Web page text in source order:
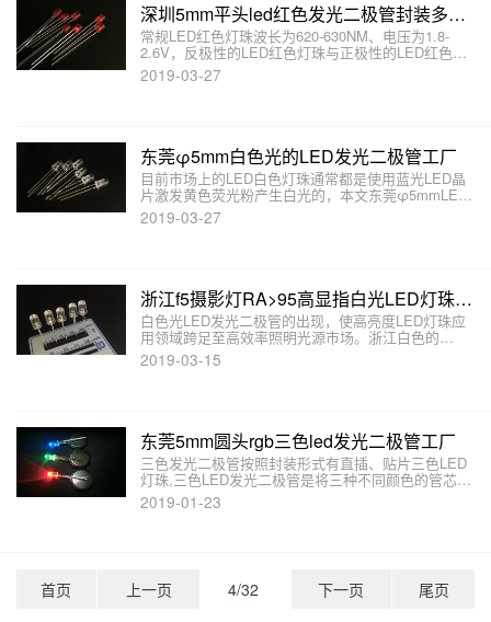
深圳5mm平头led红色发光二极管封装多少钱
常规LED红色灯珠波长为620-630NM、电压为1.8-
2.6V，反极性的LED红色灯珠与正极性的LED红色发
光二极管灯珠封装的区别是反极性晶片正极在下面，
负极在上面。
2019-03-27
东莞φ5mm白色光的LED发光二极管工厂
目前市场上的LED白色灯珠通常都是使用蓝光LED晶
片激发黄色荧光粉产生白光的，本文东莞φ5mmLED
白色灯珠厂家介绍白色的发光二极管的发光原理和封
装形式。
2019-03-27
浙江f5摄影灯RA>95高显指白光LED灯珠厂家
白色光LED发光二极管的出现，使高亮度LED灯珠应
用领域跨足至高效率照明光源市场。浙江白色的
F5LED灯珠厂家介绍白光LED发光二极管的发光原理
和封装形式,浙江5mm白光LED灯珠f5白色发光二极管
2019-03-15
东莞5mm圆头rgb三色led发光二极管工厂
三色发光二极管按照封装形式有直插、贴片三色LED
灯珠,三色LED发光二极管是将三种不同颜色的管芯封
装在一起，直插三色LED灯珠一共四个引脚，四个引
脚长短不一，按照公共脚极性的不同，5mmRGB
2019-01-23
首页 上一页 4/32 下一页 尾页